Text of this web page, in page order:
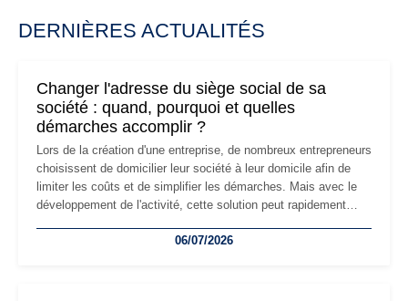
DERNIÈRES ACTUALITÉS
Changer l'adresse du siège social de sa
société : quand, pourquoi et quelles
démarches accomplir ?
Lors de la création d'une entreprise, de nombreux entrepreneurs
choisissent de domicilier leur société à leur domicile afin de
limiter les coûts et de simplifier les démarches. Mais avec le
développement de l'activité, cette solution peut rapidement
professionnels, recrutement, image de marque… Le
06/07/2026